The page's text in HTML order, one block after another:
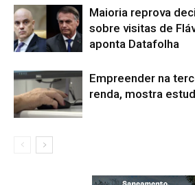
Maioria reprova
sobre visitas de
aponta Datafolha
Empreender na
renda, mostra